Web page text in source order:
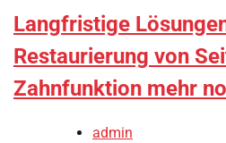
Langfristige
Restaurierung von
Zahnfunktion mehr
admin